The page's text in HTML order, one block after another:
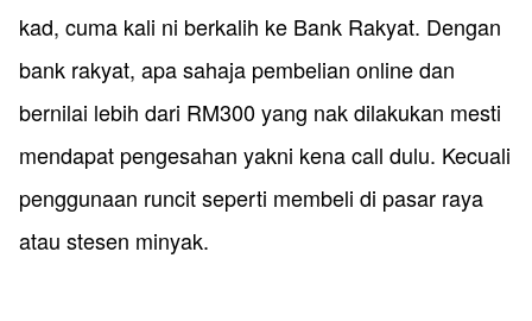
kad, cuma kali ni berkalih ke Bank Rakyat. Dengan
bank rakyat, apa sahaja pembelian online dan
bernilai lebih dari RM300 yang nak dilakukan mesti
mendapat pengesahan yakni kena call dulu. Kecuali
penggunaan runcit seperti membeli di pasar raya
atau stesen minyak.